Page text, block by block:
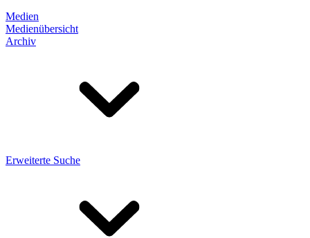
Medien
Medienübersicht
Archiv
Erweiterte Suche